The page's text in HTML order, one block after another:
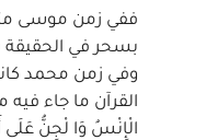
ففي زمن موسى
بسحر في
وفي زمن محمد
الْإِنْسُ وَا لْجِنُّ عَلَى